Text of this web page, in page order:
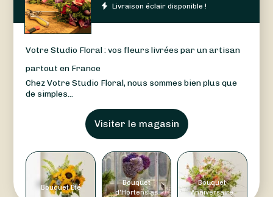
Livraison éclair disponible !
Votre Studio Floral : vos fleurs livrées par un artisan
partout en France
Chez Votre Studio Floral, nous sommes bien plus que
de simples...
Visiter le magasin
Bouquet Été
Bouquet
d'Hortensias
Bouquet
Anniversaire